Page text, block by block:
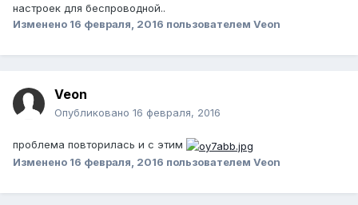
настроек для беспроводной..
Изменено 16 февраля, 2016 пользователем Veon
Veon
Опубликовано 16 февраля, 2016
проблема повторилась и с этим
Изменено 16 февраля, 2016 пользователем Veon